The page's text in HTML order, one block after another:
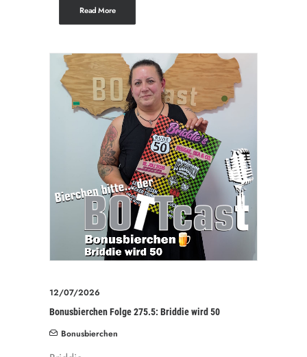
Read More
12/07/2026
Bonusbierchen Folge 275.5: Briddie wird 50
Bonusbierchen